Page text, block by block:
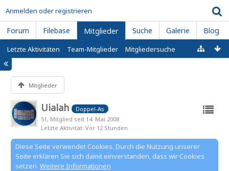
Anmelden oder registrieren
Forum Filebase Mitglieder Suche Galerie Blog
Letzte Aktivitäten Team-Mitglieder Mitgliedersuche
Mitglieder
Uialah
Doppel-As
51 Mitglied seit 14. Mai 2008
Letzte Aktivität Vor 12 Stunden
Diese Seite verwendet Cookies. Durch die Nutzung unserer
Seite erklären Sie sich damit einverstanden, dass wir Cookies
setzen. Weitere Informationen